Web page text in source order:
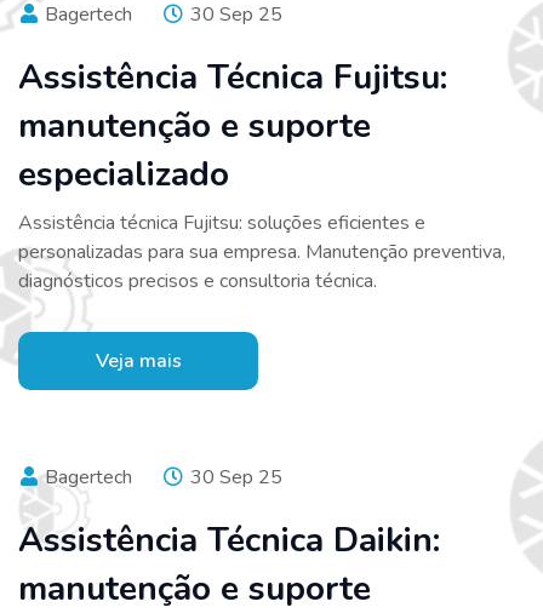
Bagertech 30 Sep 25
Assistência Técnica Fujitsu:
manutenção e suporte
especializado
Assistência técnica Fujitsu: soluções eficientes e
personalizadas para sua empresa. Manutenção preventiva,
diagnósticos precisos e consultoria técnica.
Veja mais
Bagertech 30 Sep 25
Assistência Técnica Daikin:
manutenção e suporte